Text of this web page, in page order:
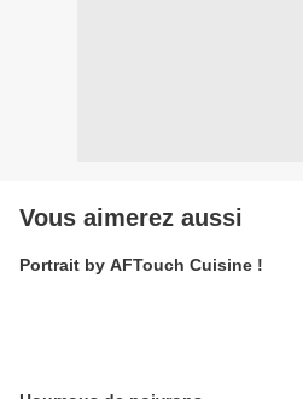
Vous aimerez aussi
Portrait by AFTouch Cuisine !